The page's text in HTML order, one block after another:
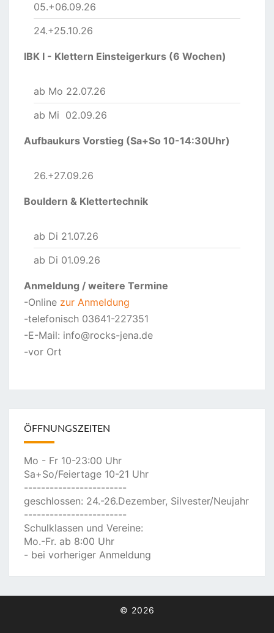
05.+06.09.26
24.+25.10.26
IBK I - Klettern Einsteigerkurs (6 Wochen)
ab Mo 22.07.26
ab Mi 02.09.26
Aufbaukurs Vorstieg (Sa+So 10-14:30Uhr)
26.+27.09.26
Bouldern & Klettertechnik
ab Di 21.07.26
ab Di 01.09.26
Anmeldung / weitere Termine
-Online zur Anmeldung
-telefonisch 03641-227351
-E-Mail: info@rocks-jena.de
-vor Ort
ÖFFNUNGSZEITEN
Mo - Fr 10-23:00 Uhr
Sa+So/Feiertage 10-21 Uhr
------------------------
geschlossen: 24.-26.Dezember, Silvester/Neujahr
------------------------
Schulklassen und Vereine:
Mo.-Fr. ab 8:00 Uhr
- bei vorheriger Anmeldung
© 2026